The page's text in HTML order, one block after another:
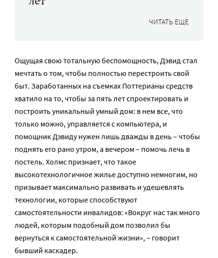
ЧИТАТЬ ЕЩЕ
Ощущая свою тотальную беспомощность, Дэвид стал
мечтать о том, чтобы полностью перестроить свой
быт. Заработанных на съемках Поттерианы средств
хватило на то, чтобы за пять лет спроектировать и
построить уникальный умный дом: в нем все, что
только можно, управляется с компьютера, и
помощник Дэвиду нужен лишь дважды в день – чтобы
поднять его рано утром, а вечером – помочь лечь в
постель. Холмс признает, что такое
высокотехнологичное жилье доступно немногим, но
призывает максимально развивать и удешевлять
технологии, которые способствуют
самостоятельности инвалидов: «Вокруг нас так много
людей, которым подобный дом позволил бы
вернуться к самостоятельной жизни», – говорит
бывший каскадер.